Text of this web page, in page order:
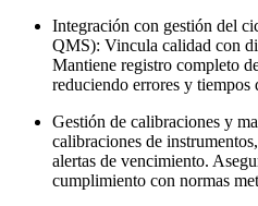
Integración con gestión del
QMS): Vincula calidad con
Mantiene registro completo
reduciendo errores y tiempos
Gestión de calibraciones y
calibraciones de
alertas de vencimiento.
cumplimiento con normas